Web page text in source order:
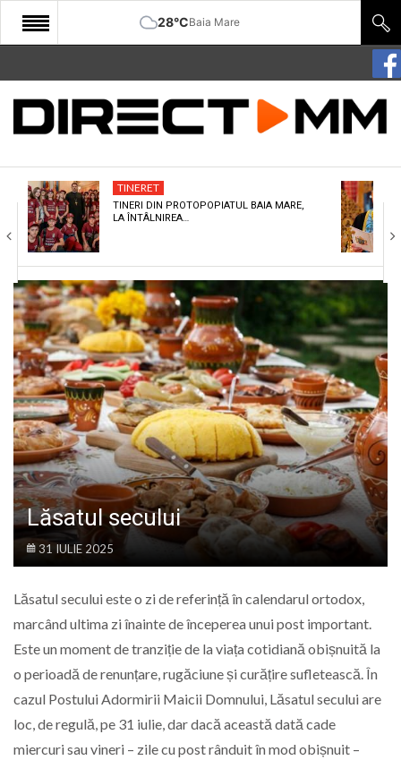
28°CBaia Mare
START
COMUNITATE
CULTURA
ECONOMIE
SANATATE
SPORT
SPECIAL
POLITIC
LIFE
TINERET
TINERI DIN PROTOPOPIATUL BAIA MARE,
LA ÎNTÂLNIREA…
Lăsatul secului
31 IULIE 2025
Lăsatul secului este o zi de referință în calendarul ortodox,
marcând ultima zi înainte de începerea unui post important.
Este un moment de tranziție de la viața cotidiană obișnuită la
o perioadă de renunțare, rugăciune și curățire sufletească. În
cazul Postului Adormirii Maicii Domnului, Lăsatul secului are
loc, de regulă, pe 31 iulie, dar dacă această dată cade
miercuri sau vineri – zile cu post rânduit în mod obișnuit –